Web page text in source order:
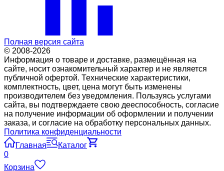
Полная версия сайта
© 2008-2026
Информация о товаре и доставке, размещённая на
сайте, носит ознакомительный характер и не является
публичной офертой. Технические характеристики,
комплектность, цвет, цена могут быть изменены
производителем без уведомления. Пользуясь услугами
сайта, вы подтверждаете свою дееспособность, согласие
на получение информации об оформлении и получении
заказа, и согласие на обработку персональных данных.
Политика конфиденциальности
Главная
Каталог
0
Корзина